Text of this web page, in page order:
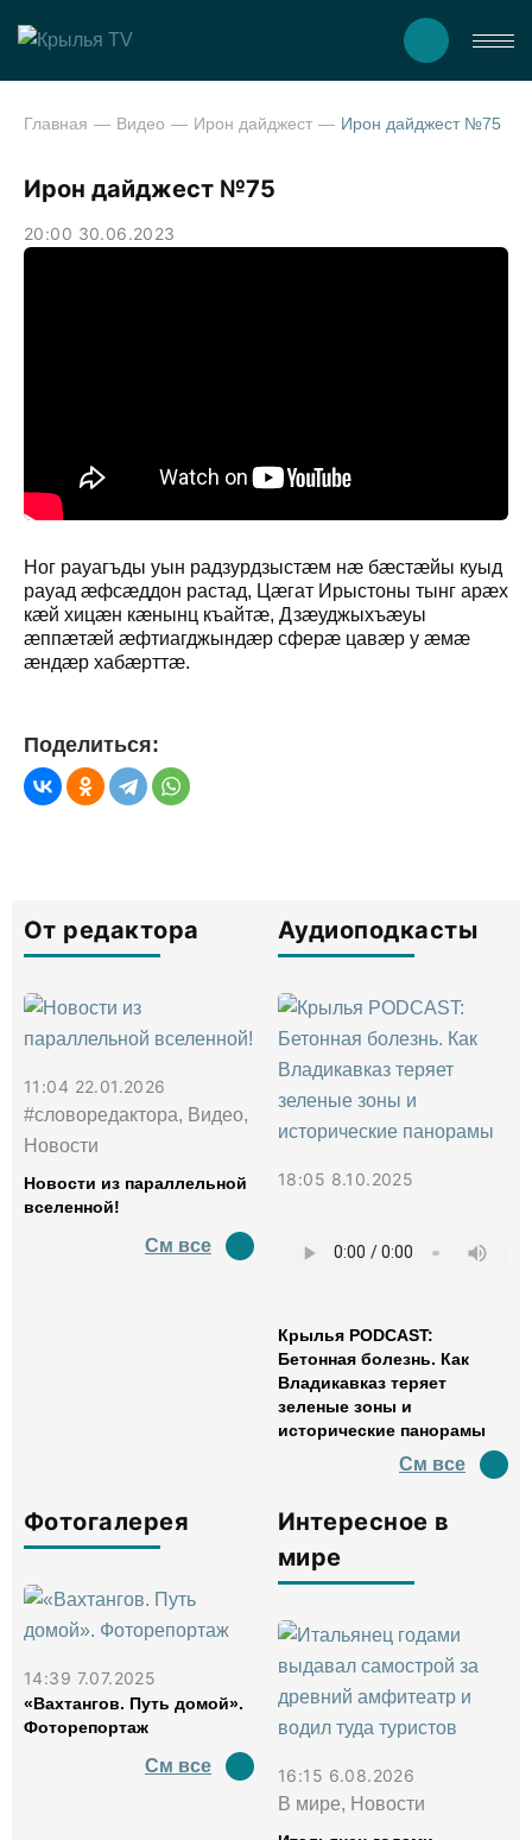
Главная Видео Ирон дайджест Ирон дайджест №75
Ирон дайджест №75
20:00 30.06.2023
Ног рауагъды уын радзурдзыстæм нæ бæстæйы куыд
рауад æфсæддон растад, Цæгат Ирыстоны тынг арæх
кæй хицæн кæнынц къайтæ, Дзæуджыхъæуы
æппæтæй æфтиагджындæр сферæ цавæр у æмæ
æндæр хабæрттæ.
Поделиться:
От редактора
11:04 22.01.2026
#словоредактора, Видео,
Новости
Новости из параллельной
вселенной!
См все
Аудиоподкасты
18:05 8.10.2025
Крылья PODCAST:
Бетонная болезнь. Как
Владикавказ теряет
зеленые зоны и
исторические панорамы
См все
Фотогалерея
14:39 7.07.2025
«Вахтангов. Путь домой».
Фоторепортаж
См все
Интересное в
мире
16:15 6.08.2026
В мире, Новости